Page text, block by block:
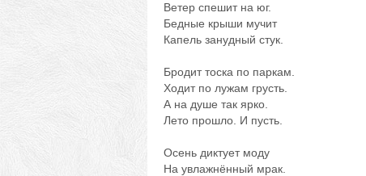
Ветер спешит на юг.
Бедные крыши мучит
Капель занудный стук.
Бродит тоска по паркам.
Ходит по лужам грусть.
А на душе так ярко.
Лето прошло. И пусть.
Осень диктует моду
На увлажнённый мрак.